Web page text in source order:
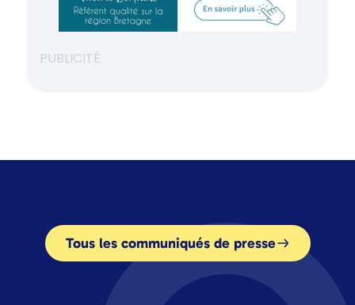
PUBLICITÉ
Tous les communiqués de presse